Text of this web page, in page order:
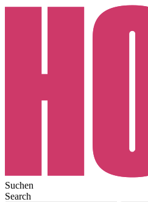
Suchen
Search